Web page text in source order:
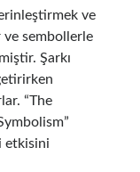
ve
sembollerle
Şarkı
“The
etkisini